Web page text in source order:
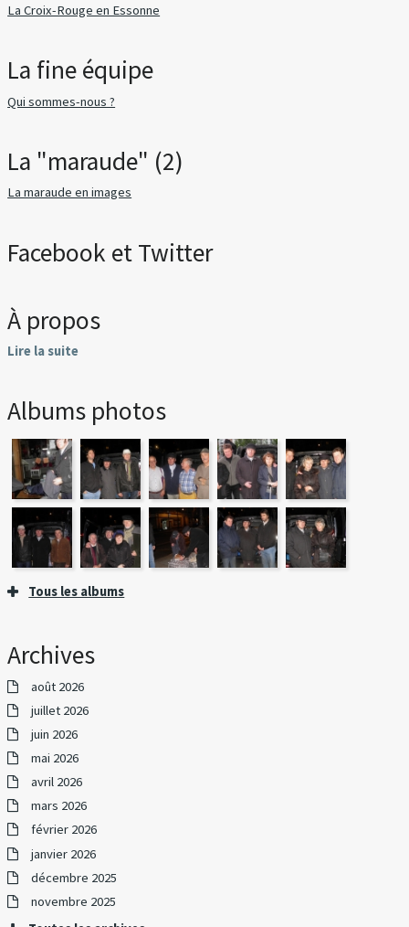
La Croix-Rouge en Essonne
La fine équipe
Qui sommes-nous ?
La "maraude" (2)
La maraude en images
Facebook et Twitter
À propos
Lire la suite
Albums photos
Tous les albums
Archives
août 2026
juillet 2026
juin 2026
mai 2026
avril 2026
mars 2026
février 2026
janvier 2026
décembre 2025
novembre 2025